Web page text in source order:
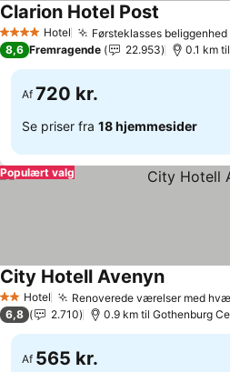
4 StjernerHotel Førsteklasses
Clarion Hotel Post
8,6 Fremragende 22.953 0.1 km
Af 720 kr.
Se priser fra 18 hjemmesider
Populært valg
2 Stjerner
Hotel Renoverede værelser med
City Hotell Avenyn
6,8 2.710 0.9 km til Gothenburg
Af 565 kr.